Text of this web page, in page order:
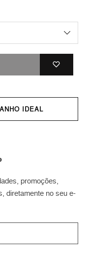
IDEAL
promoções,
diretamente no seu e-